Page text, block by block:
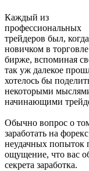
Каждый из
профессиональных
трейдеров был,
новичком в
бирже, вспоминая
так уж далекое
хотелось бы
некоторыми
начинающими
Обычно вопрос о
заработать на
неудачных попыток
ощущение, что вас
секрета заработка.